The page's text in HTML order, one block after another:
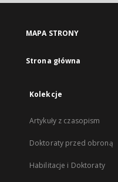
MAPA STRONY
Strona główna
Kolekcje
Artykuły z czasopism
Doktoraty przed obroną
Habilitacje i Doktoraty